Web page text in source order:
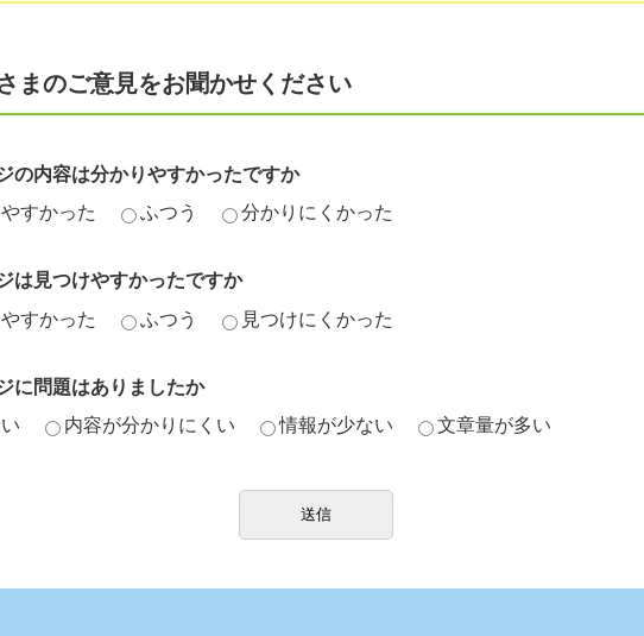
まのご意見をお聞かせください
の内容は分かりやすかったですか
すかった
ふつう 分かりにくかった
は見つけやすかったですか
すかった
ふつう 見つけにくかった
に問題はありましたか
内容が分かりにくい 情報が少ない 文章量が多い